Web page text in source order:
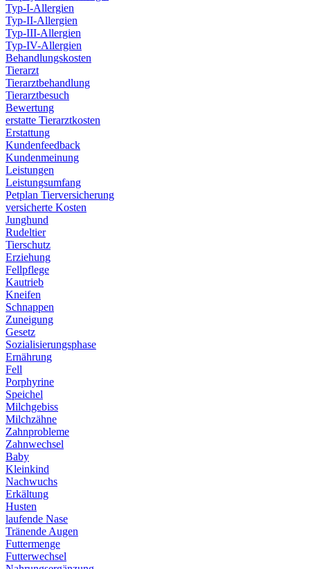
Typ-I-Allergien
Typ-II-Allergien
Typ-III-Allergien
Typ-IV-Allergien
Behandlungskosten
Tierarzt
Tierarztbehandlung
Tierarztbesuch
Bewertung
erstatte Tierarztkosten
Erstattung
Kundenfeedback
Kundenmeinung
Leistungen
Leistungsumfang
Petplan Tierversicherung
versicherte Kosten
Junghund
Rudeltier
Tierschutz
Erziehung
Fellpflege
Kautrieb
Kneifen
Schnappen
Zuneigung
Gesetz
Sozialisierungsphase
Ernährung
Fell
Porphyrine
Speichel
Milchgebiss
Milchzähne
Zahnprobleme
Zahnwechsel
Baby
Kleinkind
Nachwuchs
Erkältung
Husten
laufende Nase
Tränende Augen
Futtermenge
Futterwechsel